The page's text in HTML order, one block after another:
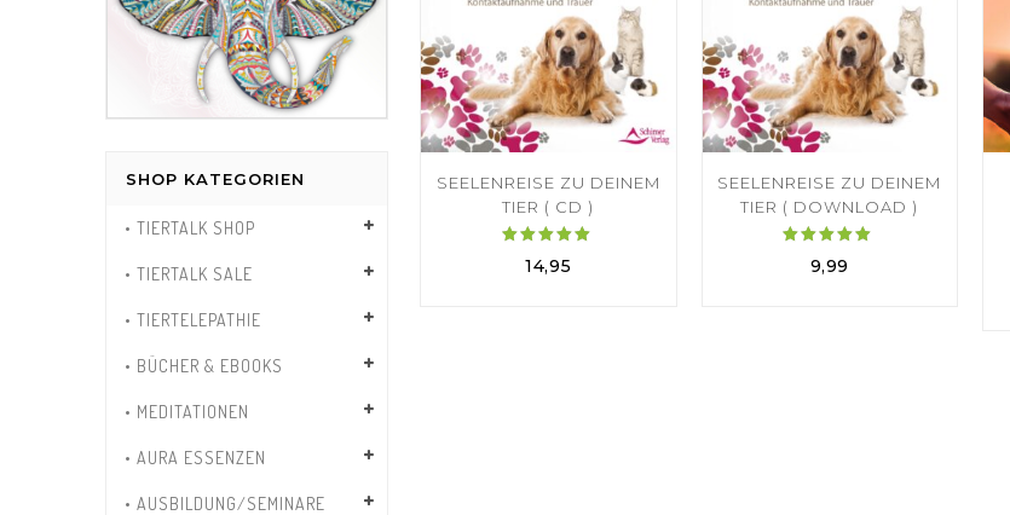
SEELENREISE ZU DEINEM
TIER ( CD )
mit
14,95
SEELENREISE ZU DEINEM
TIER ( DOWNLOAD )
mit
9,99
SHOP KATEGORIEN
• TIERTALK SHOP
• TIERTALK SALE
• TIERTELEPATHIE
• BÜCHER & EBOOKS
• MEDITATIONEN
• AURA ESSENZEN
• AUSBILDUNG/SEMINARE